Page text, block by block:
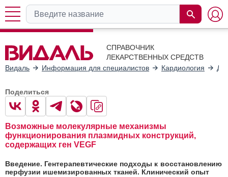
СПРАВОЧНИК
ЛЕКАРСТВЕННЫХ СРЕДСТВ
Видаль
Информация для специалистов Кардиология
Поделиться
Возможные молекулярные механизмы
функционирования плазмидных конструкций,
содержащих ген VEGF
Введение. Гентерапевтические подходы к восстановлению
перфузии ишемизированных тканей. Клинический опыт